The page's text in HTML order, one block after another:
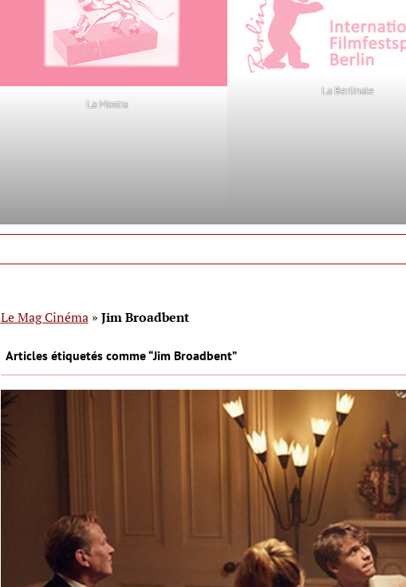
La Mostra
La Berlinale
Le Mag Cinéma» Jim Broadbent
Articles étiquetés comme “Jim Broadbent”